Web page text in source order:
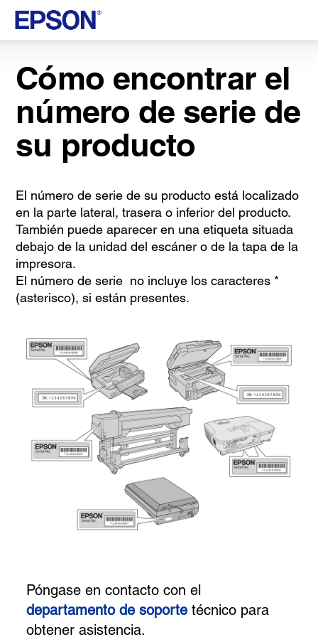
Cómo encontrar el
número de serie de
su producto
El número de serie de su producto está localizado
en la parte lateral, trasera o inferior del producto.
También puede aparecer en una etiqueta situada
debajo de la unidad del escáner o de la tapa de la
impresora.
El número de serie no incluye los caracteres *
(asterisco), si están presentes.
Póngase en contacto con el
departamento de soporte técnico para
obtener asistencia.